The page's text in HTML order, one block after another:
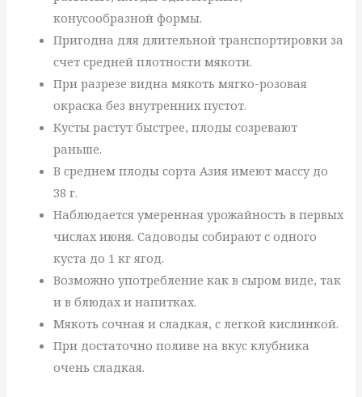
конусообразной формы.
Пригодна для длительной транспортировки за
счет средней плотности мякоти.
При разрезе видна мякоть мягко-розовая
окраска без внутренних пустот.
Кусты растут быстрее, плоды созревают
раньше.
В среднем плоды сорта Азия имеют массу до
38 г.
Наблюдается умеренная урожайность в первых
числах июня. Садоводы собирают с одного
куста до 1 кг ягод.
Возможно употребление как в сыром виде, так
и в блюдах и напитках.
Мякоть сочная и сладкая, с легкой кислинкой.
При достаточно поливе на вкус клубника
очень сладкая.